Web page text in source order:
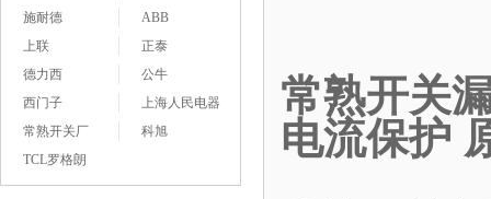
施耐德
ABB
上联
正泰
德力西
公牛
西门子
上海人民电器
常熟开关厂
科旭
TCL罗格朗
常熟开关
电流保护